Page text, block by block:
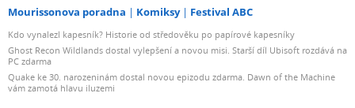
Mourissonova poradna Komiksy Festival ABC
Kdo vynalezl kapesník? Historie od středověku po papírové kapesníky
Ghost Recon Wildlands dostal vylepšení a novou misi. Starší díl Ubisoft rozdává na
PC zdarma
Quake ke 30. narozeninám dostal novou epizodu zdarma. Dawn of the Machine
vám zamotá hlavu iluzemi